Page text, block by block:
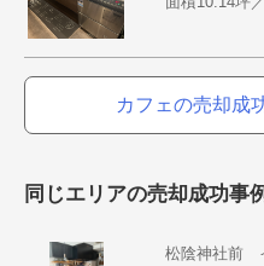
カフェの売却成
同じエリアの売却成功事
松陰神社前